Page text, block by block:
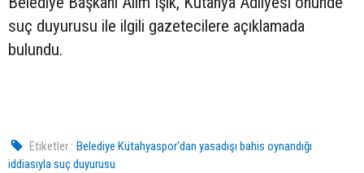
suç duyurusu ile ilgili gazetecilere açıklamada
bulundu.
Etiketler : Belediye Kütahyaspor'dan yasadışı bahis oynandığı
iddiasıyla suç duyurusu